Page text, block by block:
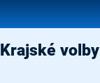
Krajské